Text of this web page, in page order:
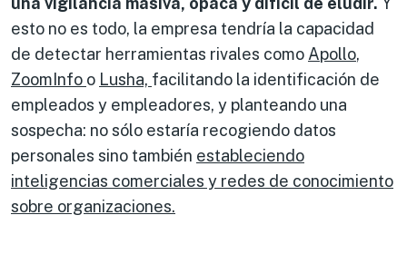
esto no es todo, la empresa tendría la capacidad
de detectar herramientas rivales como Apollo,
ZoomInfo o Lusha, facilitando la identificación de
empleados y empleadores, y planteando una
sospecha: no sólo estaría recogiendo datos
personales sino también estableciendo
inteligencias comerciales y redes de conocimiento
sobre organizaciones.